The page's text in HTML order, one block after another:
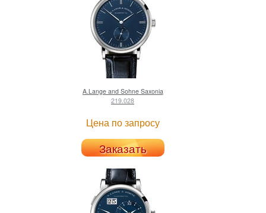
A.Lange and SohneSaxonia
219.028
Цена по запросу
Заказать